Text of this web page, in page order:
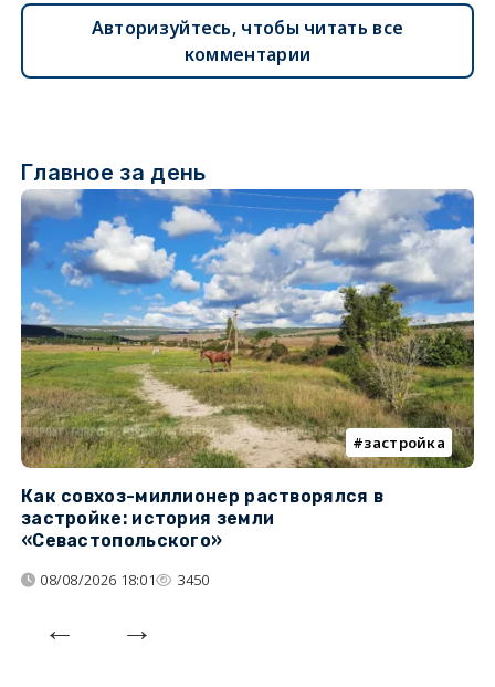
Авторизуйтесь, чтобы читать все
комментарии
Главное за день
застройка
Как совхоз-миллионер растворялся в
застройке: история земли
«Севастопольского»
08/08/2026 18:01 3450